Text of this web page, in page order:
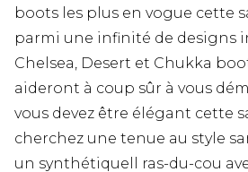
boots les plus en vogue cette
parmi une infinité de designs
Chelsea, Desert et Chukka
aideront à coup sûr à vous
vous devez être élégant cette
cherchez une tenue au style
un synthétiquell ras-du-cou